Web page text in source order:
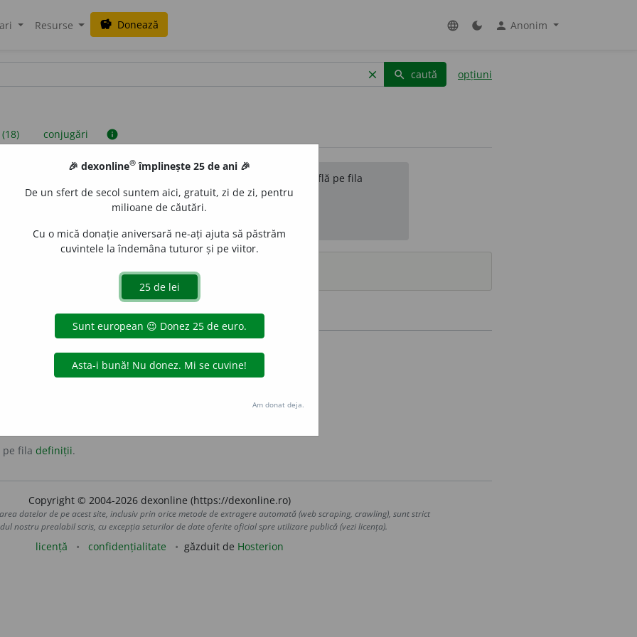
Resurse savings Donează language dark_mode person Anonim
clear search caută opțiuni
conjugări info
sunt compilate de echipa dexonline. Definițiile originale se află pe fila
reordona filele pe pagina depreferințe.
surse
pe fila definiții.
Copyright © 2004-2026 dexonline (https://dexonline.ro)
datelor de pe acest site, inclusiv prin orice metode de extragere automată (web scraping, crawling), sunt strict
nostru prealabil scris, cu excepția seturilor de date oferite oficial spre utilizare publică (vezi licența).
licență confidențialitate găzduit de Hosterion
🎉 dexonline® împlinește 25 de ani 🎉
De un sfert de secol suntem aici, gratuit, zi de zi, pentru
milioane de căutări.
Cu o mică donație aniversară ne-ați ajuta să păstrăm
cuvintele la îndemâna tuturor și pe viitor.
Am donat deja.